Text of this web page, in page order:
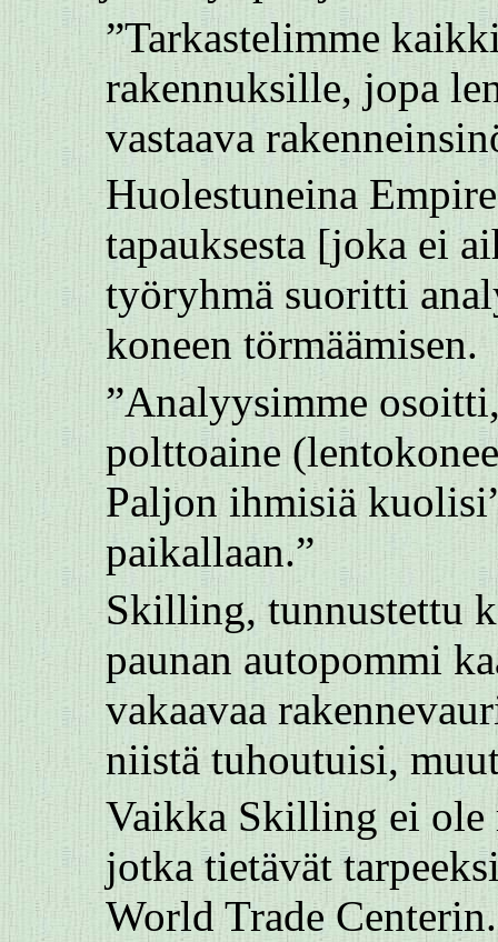
”Tarkastelimme
rakennuksille, jopa
vastaava
Huolestuneina
tapauksesta [joka ei
työryhmä suoritti
koneen törmäämisen.
”Analyysimme
polttoaine
Paljon ihmisiä
paikallaan.”
Skilling, tunnustettu
paunan autopommi
vakaavaa
niistä tuhoutuisi,
Vaikka Skilling ei ole
jotka tietävät
World Trade Centerin.